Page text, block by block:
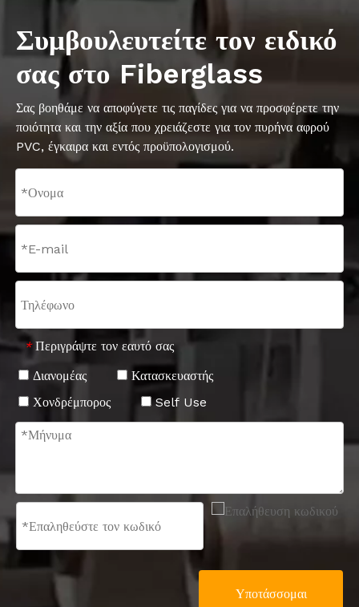
Συμβουλευτείτε τον ειδικό
σας στο Fiberglass
Σας βοηθάμε να αποφύγετε τις παγίδες για να προσφέρετε την
ποιότητα και την αξία που χρειάζεστε για τον πυρήνα αφρού
PVC, έγκαιρα και εντός προϋπολογισμού.
* Περιγράψτε τον εαυτό σας
Διανομέας
Κατασκευαστής
Χονδρέμπορος
Self Use
Υποτάσσομαι